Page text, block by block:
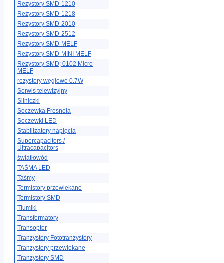
Rezystory SMD-1210
Rezystory SMD-1218
Rezystory SMD-2010
Rezystory SMD-2512
Rezystory SMD-MELF
Rezystory SMD-MINI MELF
Rezystory SMD; 0102 Micro
MELF
rezystory węglowe 0.7W
Serwis telewizyjny
Silniczki
Soczewka Fresnela
Soczewki LED
Stabilizatory napięcia
Supercapacitors /
Ultracapacitors
światłowód
TAŚMA LED
Taśmy
Termistory przewlekane
Termistory SMD
Tłumiki
Transformatory
Transoptor
Tranzystory Fototranzystory
Tranzystory przewlekane
Tranzystory SMD